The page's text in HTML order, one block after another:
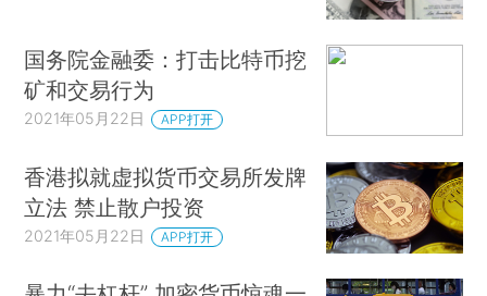
国务院金融委：打击比特币挖
矿和交易行为
2021年05月22日 APP打开
香港拟就虚拟货币交易所发牌
立法 禁止散户投资
2021年05月22日 APP打开